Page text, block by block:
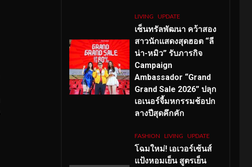
LIVING UPDATE
เซ็นทรัลพัฒนา คว้าสอง
สาวนักแสดงสุดฮอต “ลี
น่า-หมิว” รับภารกิจ
Campaign
Ambassador “Grand
Grand Sale 2026” ปลุก
เอเนอร์จี้มหกรรมช้อปก
ลางปีสุดคึกคัก
FASHION LIVING UPDATE
โฉมใหม่! เอเวอร์เซ้นส์
แป้งหอมเย็น สูตรเย็น